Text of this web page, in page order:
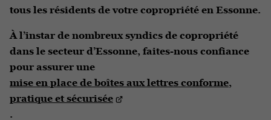
tous les résidents de votre copropriété en Essonne.
À l’instar de nombreux syndics de copropriété
dans le secteur d’Essonne, faites-nous confiance
pour assurer une
mise en place de boîtes aux lettres conforme,
pratique et sécurisée
.